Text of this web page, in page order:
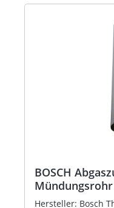
BOSCH
d:200 mm
Hersteller: Bosch